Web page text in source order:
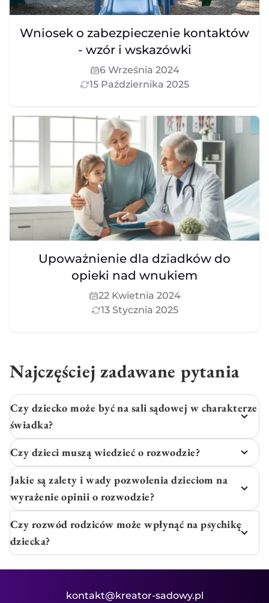
Wniosek o zabezpieczenie kontaktów
- wzór i wskazówki
6 Września 2024
15 Października 2025
Upoważnienie dla dziadków do
opieki nad wnukiem
22 Kwietnia 2024
13 Stycznia 2025
Najczęściej zadawane pytania
Czy dziecko może być na sali sądowej w charakterze
świadka?
Czy dzieci muszą wiedzieć o rozwodzie?
Jakie są zalety i wady pozwolenia dzieciom na
wyrażenie opinii o rozwodzie?
Czy rozwód rodziców może wpłynąć na psychikę
dziecka?
kontakt@kreator-sadowy.pl